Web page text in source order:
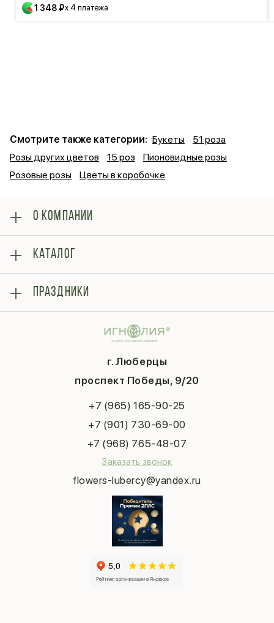
1 348 ₽x 4 платежа
Смотрите также категории: Букеты
51 роза
Розы других цветов
15 роз
Пионовидные розы
Розовые розы
Цветы в коробочке
г. Люберцы
проспект Победы, 9/20
+7 (965) 165-90-25
+7 (901) 730-69-00
+7 (968) 765-48-07
Заказать звонок
flowers-lubercy@yandex.ru
О КОМПАНИИ
Оплата
Отзывы
Блог
Гарантии
Контакты
Публичная оферта
КАТАЛОГ
Букеты
Композиции
ПРАЗДНИКИ
Последний звонок